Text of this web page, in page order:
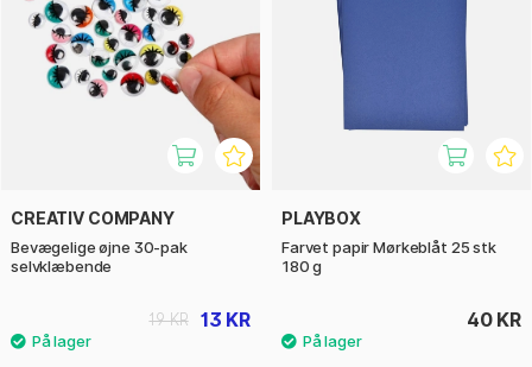
CREATIV COMPANY
Bevægelige øjne 30-pak
selvklæbende
13 KR
19 KR
PLAYBOX
Farvet papir Mørkeblåt 25 stk
180 g
40 KR